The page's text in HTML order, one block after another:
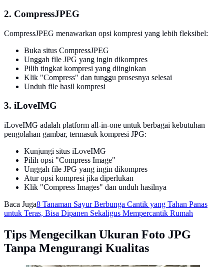
2. CompressJPEG
CompressJPEG menawarkan opsi kompresi yang lebih fleksibel:
Buka situs CompressJPEG
Unggah file JPG yang ingin dikompres
Pilih tingkat kompresi yang diinginkan
Klik "Compress" dan tunggu prosesnya selesai
Unduh file hasil kompresi
3. iLoveIMG
iLoveIMG adalah platform all-in-one untuk berbagai kebutuhan
pengolahan gambar, termasuk kompresi JPG:
Kunjungi situs iLoveIMG
Pilih opsi "Compress Image"
Unggah file JPG yang ingin dikompres
Atur opsi kompresi jika diperlukan
Klik "Compress Images" dan unduh hasilnya
Baca Juga8 Tanaman Sayur Berbunga Cantik yang Tahan Panas
untuk Teras, Bisa Dipanen Sekaligus Mempercantik Rumah
Tips Mengecilkan Ukuran Foto JPG
Tanpa Mengurangi Kualitas